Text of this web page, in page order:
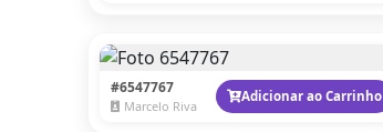
#6547767
Marcelo Riva
Adicionar ao Carrinho